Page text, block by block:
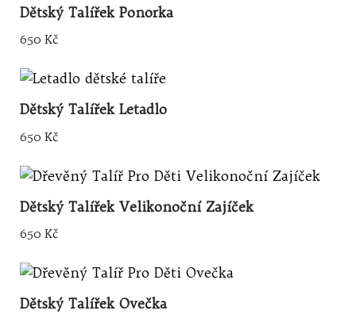
Dětský Talířek Ponorka
650 Kč
Dětský Talířek Letadlo
650 Kč
Dětský Talířek Velikonoční Zajíček
650 Kč
Dětský Talířek Ovečka